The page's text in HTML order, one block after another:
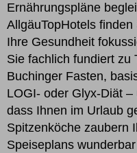
Ernährungspläne
AllgäuTopHotels
Ihre Gesundheit
Sie fachlich fundiert zu
Buchinger Fasten,
LOGI- oder Glyx-Diät
dass Ihnen im Urlaub
Spitzenköche zaubern
Speiseplans